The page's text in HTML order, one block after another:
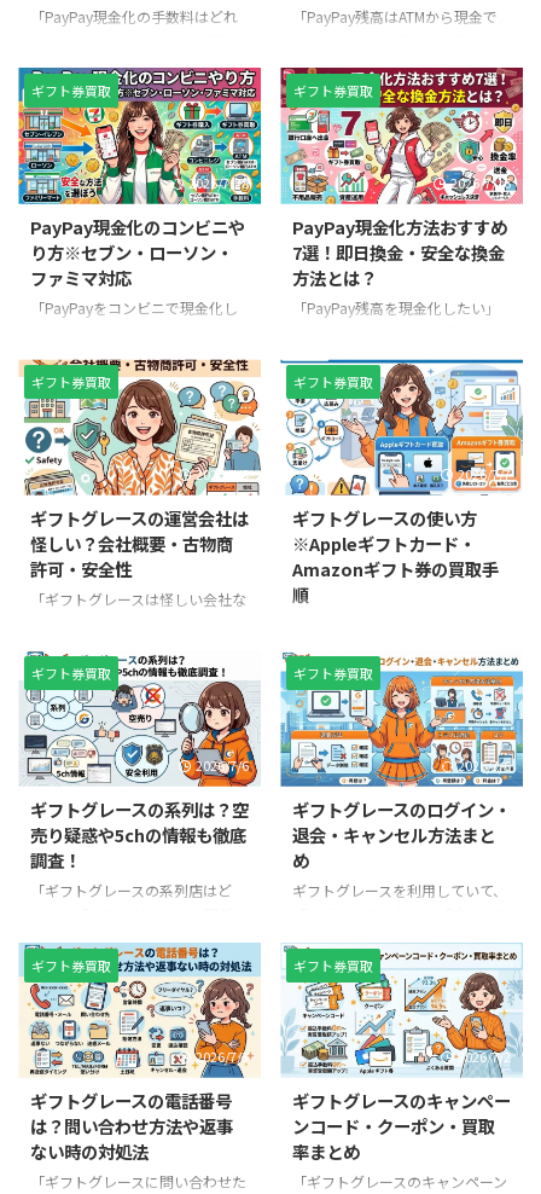
「PayPay現金化の手数料はどれ
化で一番安い方法は？」「ATM出
金や銀行出金と比べて、どの方法
がお得なの？」と気になっていま
せんか。 この記事では、PayPay
現金化 手数料をテーマに、ATM出
金・銀行出金・ギフト券買取・フ
リマアプリなど主要な現金化方法
を徹底比較します。また、
「PayPay 現金化 手数料なし」で
利用できる条件や、「PayPay
ATM 手数料」「PayPay 残高 現金
化 手数料」「PayPay ポイント 現
...
「PayPay残高はATMから現金で
やローソン銀行ATMならPayPay
現金化できるの？」と疑問に思っ
て検索している方は多いでしょ
う。 結論から言うと、PayPay残
高をATMから直接現金化できるケ
ースは限られています。利用して
いる残高の種類によってはATM出
金できず、PayPay残高をそのま
ま現金にすることはできません。
しかし、条件を満たせばセブン銀
行ATM・ローソン銀行ATMで現金
た、ATMから出金できない場合で
も、ギフト券買取サービス（買 ...
ギフト券買取
2026/7/28
PayPay現金化のコンビニや
り方※セブン・ローソン・
ファミマ対応
「PayPayをコンビニで現金化し
ミマでPayPay残高を現金にでき
るの？」と疑問に思っている方は
多いでしょう。 結論から言う
と、PayPay残高をコンビニだけ
で直接現金化する方法はありませ
ん。コンビニはPayPay加盟店と
して支払いに利用できますが、残
高をその場で現金へ交換するサー
ビスは提供していません。 しか
し、コンビニを活用しながら
PayPay現金化につなげる方法は
専門サービスを利用した方がスム
ーズなケースも少 ...
ギフト券買取
2026/7/16
PayPay現金化方法おすすめ
7選！即日換金・安全な換金
方法とは？
「PayPay残高を現金化したい」
したい」と考えている方も多いで
しょう。 しかし、PayPay残高は
原則として自由に現金へ払い戻す
ことはできません。そのため、安
全性・換金率・即日性を考慮した
方法を選ぶことが重要です。 こ
の記事では、PayPay現金化方法
おすすめ7選を比較し、それぞれ
のメリット・デメリットを分かり
やすく解説します。また、換金率
が高く、即日現金化しやすい方法
い。 PayPay現金化方法おすすめ
7選【結 ...
ギフト券買取
2026/7/9
ギフトグレースの運営会社は
怪しい？会社概要・古物商
許可・安全性
「ギフトグレースは怪しい会社な
る？」「運営会社は信頼でき
る？」と不安に感じている方も多
いでしょう。 結論からいうと、
ギフトグレースは運営会社・所在
地・古物商許可番号・電話番号な
どを公式サイトで公開している電
子ギフト券買取サービスです。運
営元は株式会社ノア商社で、
2010年設立の法人が運営してい
ます。 もちろん、どのギフト券
買取サービスにもメリット・デメ
を守っているか」「長年の運営実
績があるか」は、安全性を判断す
る重要な ...
ギフト券買取
2026/7/7
ギフトグレースの使い方
※Appleギフトカード・
Amazonギフト券の買取手
順
らない…」「Appleギフトカード
やAmazonギフト券はどうやって
申し込めばいいの？」と悩んでい
ませんか。 ギフトグレースは、
スマホやパソコンから24時間い
つでも申し込みができるギフト券
買取サービスです。初めて利用す
る方でも、申し込みの流れや必要
なものを事前に把握しておけば、
スムーズに現金化できます。 この
記事では、ギフトグレースの使い
ように解説します。Appleギフト
カード・Amazonギフト券の買取
手順はもちろん、申し込み前の準
備や失敗しな ...
ギフト券買取
2026/7/6
ギフトグレースの系列は？空
売り疑惑や5chの情報も徹底
調査！
「ギフトグレースの系列店はど
は？」「空売りって本当にできる
の？」と気になって検索している
方も多いのではないでしょうか。
結論から言うと、ギフトグレース
には公式に姉妹サービスとして案
内されている「ベテルギフト」が
あり、両サービスは同じ株式会社
ノア商社が運営しています。ただ
し、サービス内容は大きく異な
り、ギフトグレースは買取店、ベ
テルギフトはユーザー同士で売買
ギフト券買取
2026/7/6
ギフトグレースのログイン・
退会・キャンセル方法まと
め
ギフトグレースを利用していて、
をキャンセルしたい」「退会方法
が分からない」と困っていません
か。 ギフトグレースでは、ログ
インできない原因やキャンセルで
きるタイミング、退会時の注意点
を知っておくことで、多くのトラ
ブルはスムーズに解決できます。
この記事では、ギフトグレースの
ログイン方法やログインできない
原因・対処法を詳しく解説しま
す。あわせて、キャンセル・退会
ギフト券買取
2026/7/3
ギフトグレースの電話番号
は？問い合わせ方法や返事
ない時の対処法
「ギフトグレースに問い合わせた
ギフト券買取
2026/7/2
ギフトグレースのキャンペー
ンコード・クーポン・買取
率まとめ
「ギフトグレースのキャンペーン